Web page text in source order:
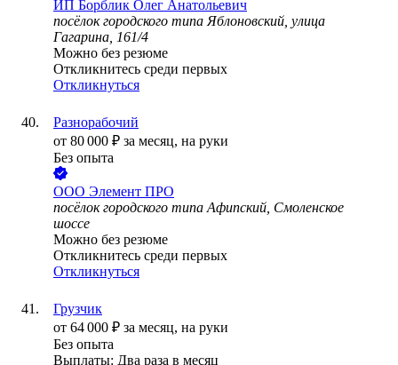
ИП Борблик Олег Анатольевич
посёлок городского типа Яблоновский, улица
Гагарина, 161/4
Можно без резюме
Откликнитесь среди первых
Откликнуться
Разнорабочий
от 80 000 ₽ за месяц, на руки
Без опыта
ООО Элемент ПРО
посёлок городского типа Афипский, Смоленское
шоссе
Можно без резюме
Откликнитесь среди первых
Откликнуться
Грузчик
от 64 000 ₽ за месяц, на руки
Без опыта
Выплаты: Два раза в месяц